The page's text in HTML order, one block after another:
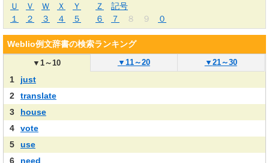
Ｕ
Ｖ Ｗ Ｘ Ｙ Ｚ
記号
１
２ ３ ４ ５ ６ ７ ８ ９ ０
Weblio例文辞書の検索ランキング
▼1～10 ▼ 11～20 ▼ 21～30
1
just
2
translate
3
house
4
vote
5
use
6
need